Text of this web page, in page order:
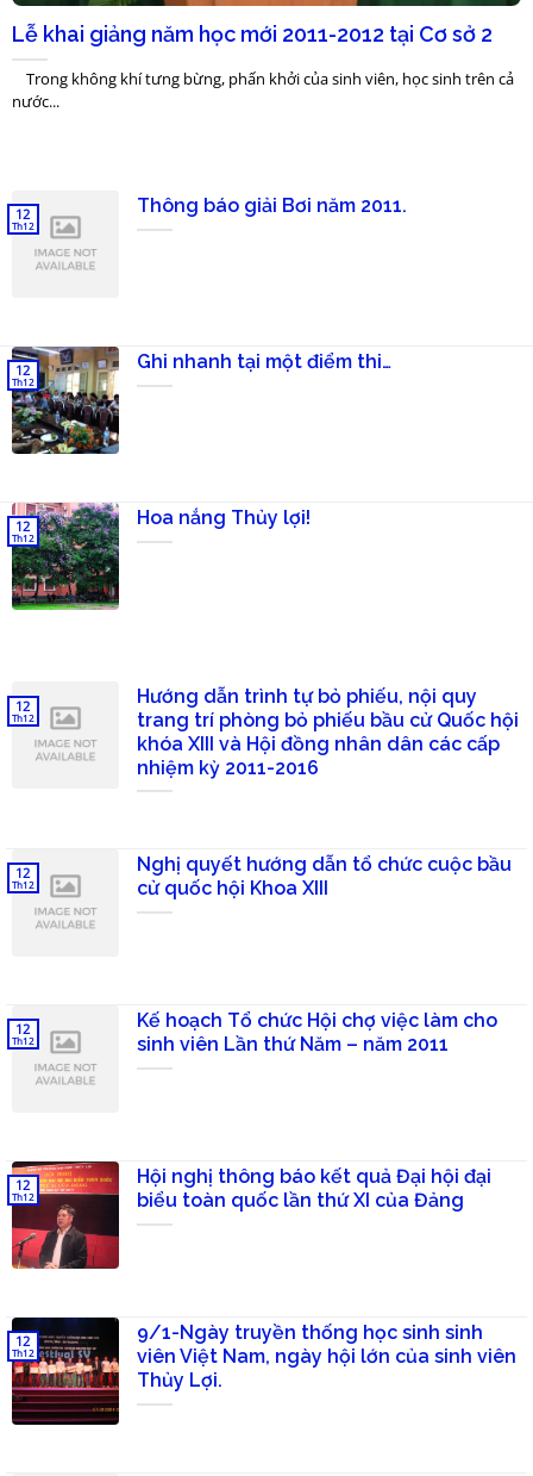
Lễ khai giảng năm học mới 2011-2012 tại Cơ sở 2
Trong không khí tưng bừng, phấn khởi của sinh viên, học sinh trên cả
nước...
Thông báo giải Bơi năm 2011.
12
Th12
Ghi nhanh tại một điểm thi…
12
Th12
Hoa nắng Thủy lợi!
12
Th12
Hướng dẫn trình tự bỏ phiếu, nội quy
trang trí phòng bỏ phiếu bầu cử Quốc hội
khóa XIII và Hội đồng nhân dân các cấp
nhiệm kỳ 2011-2016
12
Th12
Nghị quyết hướng dẫn tổ chức cuộc bầu
cử quốc hội Khoa XIII
12
Th12
Kế hoạch Tổ chức Hội chợ việc làm cho
sinh viên Lần thứ Năm – năm 2011
12
Th12
Hội nghị thông báo kết quả Đại hội đại
biểu toàn quốc lần thứ XI của Đảng
12
Th12
9/1-Ngày truyền thống học sinh sinh
viên Việt Nam, ngày hội lớn của sinh viên
Thủy Lợi.
12
Th12